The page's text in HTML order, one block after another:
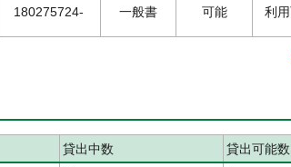
180275724- 一般書 可能 利
貸出中数
貸出可能数